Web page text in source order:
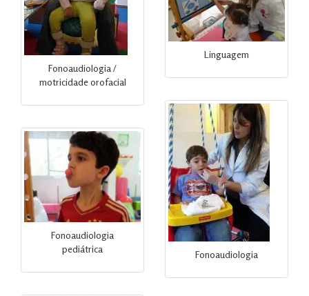
Fonoaudiologia /
motricidade orofacial
Linguagem
Fonoaudiologia
Fonoaudiologia
pediátrica